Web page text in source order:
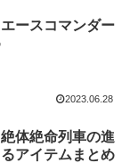
ースコマンダー
2023.06.28
体絶命列車の進
アイテムまとめ